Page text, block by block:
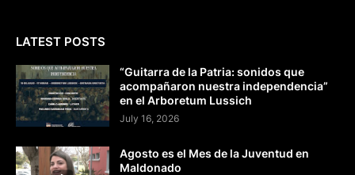
LATEST POSTS
“Guitarra de la Patria: sonidos que
acompañaron nuestra independencia”
en el Arboretum Lussich
July 16, 2026
Agosto es el Mes de la Juventud en
Maldonado